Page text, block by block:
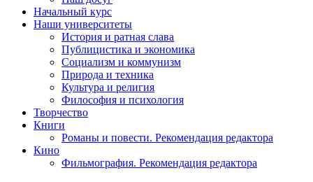
Начальный курс
Наши университеты
История и ратная слава
Публицистика и экономика
Социализм и коммунизм
Природа и техника
Культура и религия
Философия и психология
Творчество
Книги
Романы и повести. Рекомендация редактора
Кино
Фильмография. Рекомендация редактора